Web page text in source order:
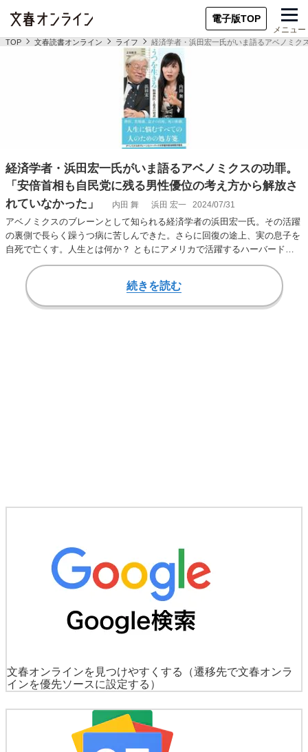
電子版TOP
メニュー
TOP 文春読書オンライン ライフ 経済学者・浜田宏一氏がいま語るアベノミク
経済学者・浜田宏一氏がいま語るアベノミクスの功罪。
「安倍首相も自民党に残る男性優位の考え方から解放さ
れていなかった」
内田 舞 浜田 宏一 2024/07/31
アベノミクスのブレーンとして知られる経済学者の浜田宏一氏。その活躍
の裏側で長らく躁うつ病に苦しんできた。さらに回復の途上、実の息子を
自死で亡くす。人生とは何か？ ともにアメリカで活躍するハーバード大
学医学部准教授で…
続きを読む
文春オンラインを見つけやすくする
（遷移先で文春オンラ
インを優先ソースに設定する）